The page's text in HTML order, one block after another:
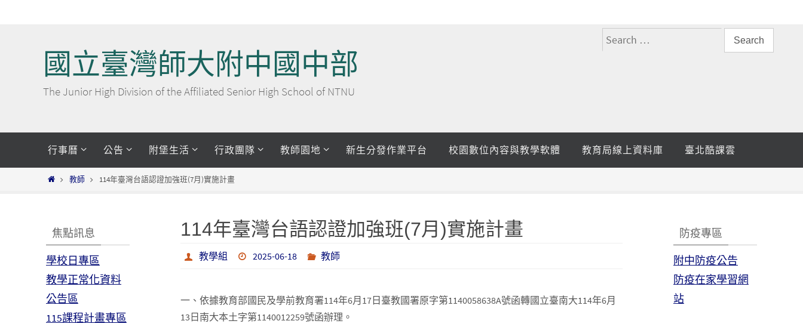
國立臺灣師大附中國中部
The Junior High Division of the Affiliated Senior High School of NTNU
搜
content
行事曆 公告 附堡生活 行政團隊 教師園地 新生分發作業平台 校園數位內容與教學軟體 教育局線上資料庫 臺北酷課雲
Home教師 114年臺灣台語認證加強班(7月)實施計畫
114年臺灣台語認證加強班(7月)實施計畫
教學組 2025-06-18 教師
一、依據教育部國民及學前教育署114年6月17日臺教國署原字第1140058638A號函轉國立臺南大114年6月
13日南大本土字第1140012259號函辦理。
焦點訊息
學校日專區
教學正常化資料
公告區
115課程計畫專區
防疫專區
附中防疫公告
防疫在家學習網
站